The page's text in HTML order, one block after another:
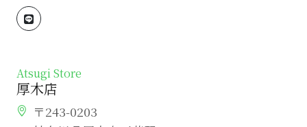
Atsugi Store
厚木店
〒243-0203